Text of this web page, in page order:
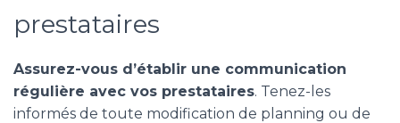
prestataires
Assurez-vous d’établir une communication
régulière avec vos prestataires. Tenez-les
informés de toute modification de planning ou de